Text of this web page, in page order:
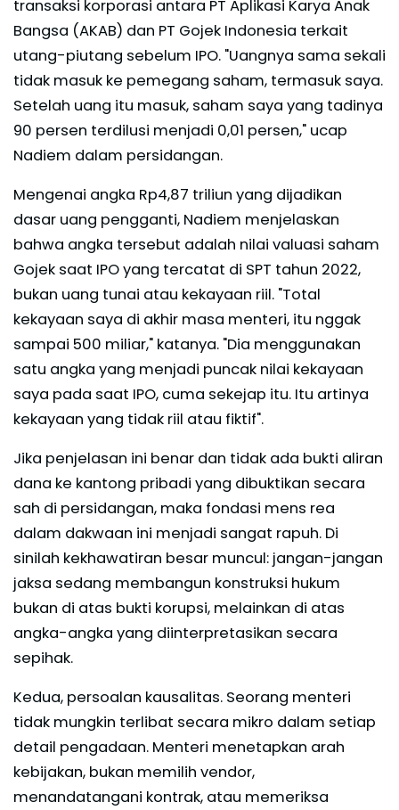
transaksi korporasi antara PT Aplikasi Karya Anak
Bangsa (AKAB) dan PT Gojek Indonesia terkait
utang-piutang sebelum IPO. "Uangnya sama sekali
tidak masuk ke pemegang saham, termasuk saya.
Setelah uang itu masuk, saham saya yang tadinya
90 persen terdilusi menjadi 0,01 persen," ucap
Nadiem dalam persidangan.
Mengenai angka Rp4,87 triliun yang dijadikan
dasar uang pengganti, Nadiem menjelaskan
bahwa angka tersebut adalah nilai valuasi saham
Gojek saat IPO yang tercatat di SPT tahun 2022,
bukan uang tunai atau kekayaan riil. "Total
kekayaan saya di akhir masa menteri, itu nggak
sampai 500 miliar," katanya. "Dia menggunakan
satu angka yang menjadi puncak nilai kekayaan
saya pada saat IPO, cuma sekejap itu. Itu artinya
kekayaan yang tidak riil atau fiktif".
Jika penjelasan ini benar dan tidak ada bukti aliran
dana ke kantong pribadi yang dibuktikan secara
sah di persidangan, maka fondasi mens rea
dalam dakwaan ini menjadi sangat rapuh. Di
sinilah kekhawatiran besar muncul: jangan-jangan
jaksa sedang membangun konstruksi hukum
bukan di atas bukti korupsi, melainkan di atas
angka-angka yang diinterpretasikan secara
sepihak.
Kedua, persoalan kausalitas. Seorang menteri
tidak mungkin terlibat secara mikro dalam setiap
detail pengadaan. Menteri menetapkan arah
kebijakan, bukan memilih vendor,
menandatangani kontrak, atau memeriksa